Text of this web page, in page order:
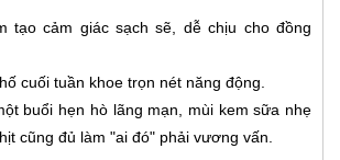
tạo cảm giác sạch sẽ, dễ chịu cho đồng
cuối tuần khoe trọn nét năng động.
buổi hẹn hò lãng mạn, mùi kem sữa nhẹ
cũng đủ làm "ai đó" phải vương vấn.